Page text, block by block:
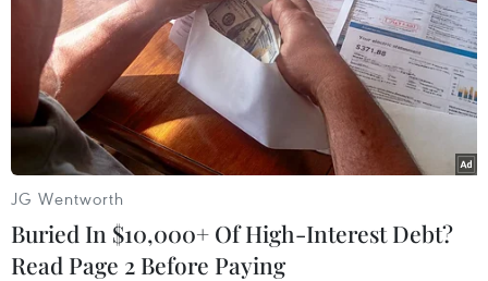
TIN LIÊN QUAN
JG Wentworth
Buried In $10,000+ Of High-Interest Debt?
Read Page 2 Before Paying